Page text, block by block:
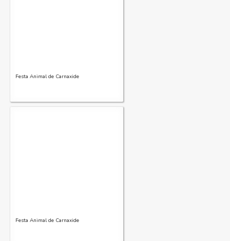
Festa Animal de Carnaxide
Festa Animal de Carnaxide